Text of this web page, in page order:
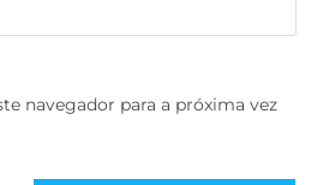
navegador para a próxima vez